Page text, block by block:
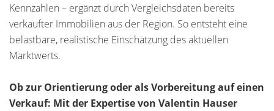
Kennzahlen – ergänzt durch Vergleichsdaten bereits
verkaufter Immobilien aus der Region. So entsteht eine
belastbare, realistische Einschätzung des aktuellen
Marktwerts.
Ob zur Orientierung oder als Vorbereitung auf einen
Verkauf: Mit der Expertise von Valentin Hauser